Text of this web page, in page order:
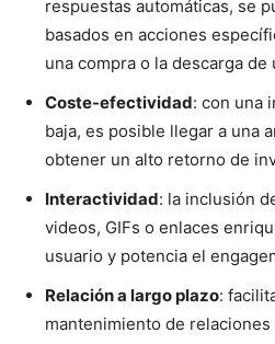
respuestas automáticas, se
basados en acciones
una compra o la descarga de
Coste-efectividad: con una
baja, es posible llegar a una
obtener un alto retorno de
Interactividad: la inclusión
videos, GIFs o enlaces
usuario y potencia el
Relación a largo plazo:
mantenimiento de